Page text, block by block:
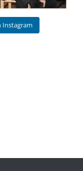
Instagram